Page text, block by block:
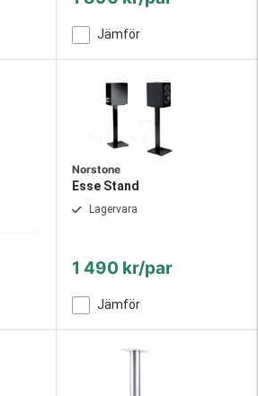
Jämför
Norstone
Esse Stand
Lagervara
1 490 kr/par
Jämför